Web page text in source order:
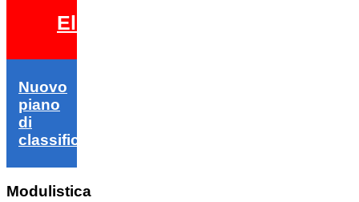
Elezioni 2026
Nuovo
piano
di
classifica
Modulistica